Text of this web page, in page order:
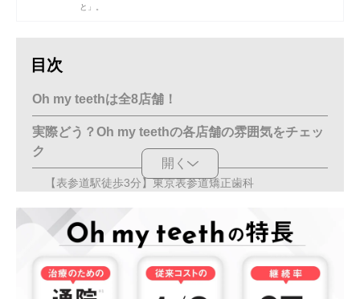
と」。
目次
Oh my teethは全8店舗！
実際どう？Oh my teethの各店舗の雰囲気をチェッ
ク
【表参道駅徒歩3分】東京表参道矯正歯科
【有楽町駅直結】東京銀座有楽町矯正歯科
【新宿駅から徒歩2分】東京新宿矯正歯科
【池袋駅直結】東京池袋矯正歯科
開く